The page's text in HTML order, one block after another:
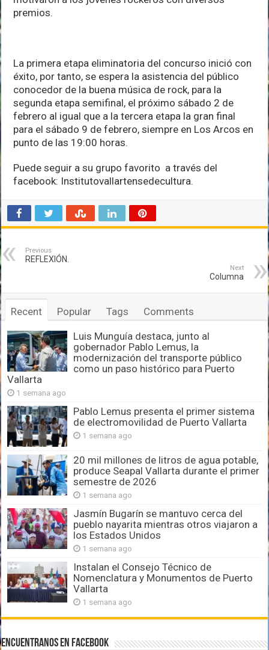
premios.
La primera etapa eliminatoria del concurso inició con
éxito, por tanto, se espera la asistencia del público
conocedor de la buena música de rock, para la
segunda etapa semifinal, el próximo sábado 2 de
febrero al igual que a la tercera etapa la gran final
para el sábado 9 de febrero, siempre en Los Arcos en
punto de las 19:00 horas.
Puede seguir a su grupo favorito a través del
facebook: Institutovallartensedecultura.
Previous
REFLEXIÓN.
Next
Columna
Recent Popular Tags Comments
Luis Munguía destaca, junto al
gobernador Pablo Lemus, la
modernización del transporte público
como un paso histórico para Puerto
Vallarta
1 semana ago
Pablo Lemus presenta el primer sistema
de electromovilidad de Puerto Vallarta
1 semana ago
20 mil millones de litros de agua potable,
produce Seapal Vallarta durante el primer
semestre de 2026
1 semana ago
Jasmín Bugarín se mantuvo cerca del
pueblo nayarita mientras otros viajaron a
los Estados Unidos
1 semana ago
Instalan el Consejo Técnico de
Nomenclatura y Monumentos de Puerto
Vallarta
1 semana ago
Encuentranos en Facebook